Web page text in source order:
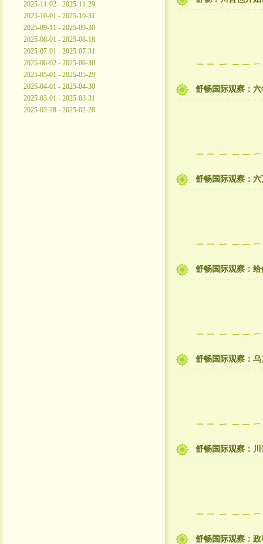
2025-11-02 - 2025-11-29
2025-10-01 - 2025-10-31
2025-09-11 - 2025-09-30
2025-08-01 - 2025-08-18
2025-07-01 - 2025-07-31
2025-06-02 - 2025-06-30
2025-05-01 - 2025-05-29
2025-04-01 - 2025-04-30
2025-03-01 - 2025-03-31
2025-02-28 - 2025-02-28
舒畅国际观察：
舒畅国际观察：
舒畅国际观察：
舒畅国际观察：
舒畅国际观察：
舒畅国际观察：